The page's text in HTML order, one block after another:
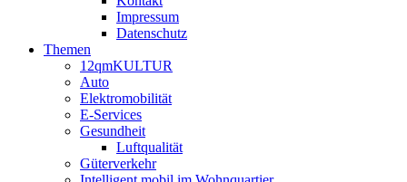
Impressum
Datenschutz
Themen
12qmKULTUR
Auto
Elektromobilität
E-Services
Gesundheit
Luftqualität
Güterverkehr